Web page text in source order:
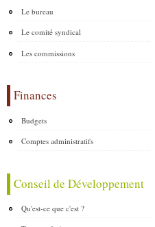
Le bureau
Le comité syndical
Les commissions
Finances
Budgets
Comptes administratifs
Conseil de Développement
Qu'est-ce que c'est ?